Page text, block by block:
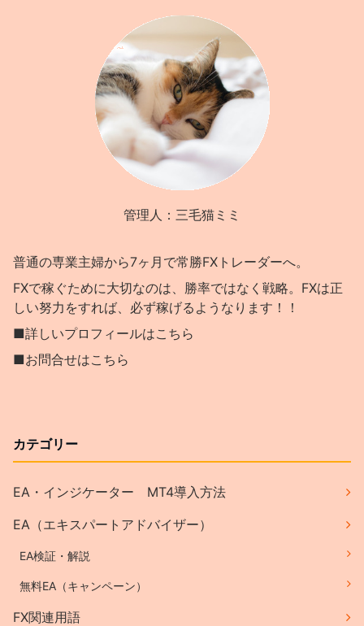
管理人：三毛猫ミミ
普通の専業主婦から7ヶ月で常勝FXトレーダーへ。
FXで稼ぐために大切なのは、勝率ではなく戦略。FXは正
しい努力をすれば、必ず稼げるようなります！！
■詳しいプロフィールはこちら
■お問合せはこちら
カテゴリー
EA・インジケーター MT4導入方法
EA（エキスパートアドバイザー）
EA検証・解説
無料EA（キャンペーン）
FX関連用語